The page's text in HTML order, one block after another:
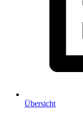
Übersicht